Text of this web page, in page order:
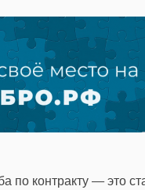
по контракту — это